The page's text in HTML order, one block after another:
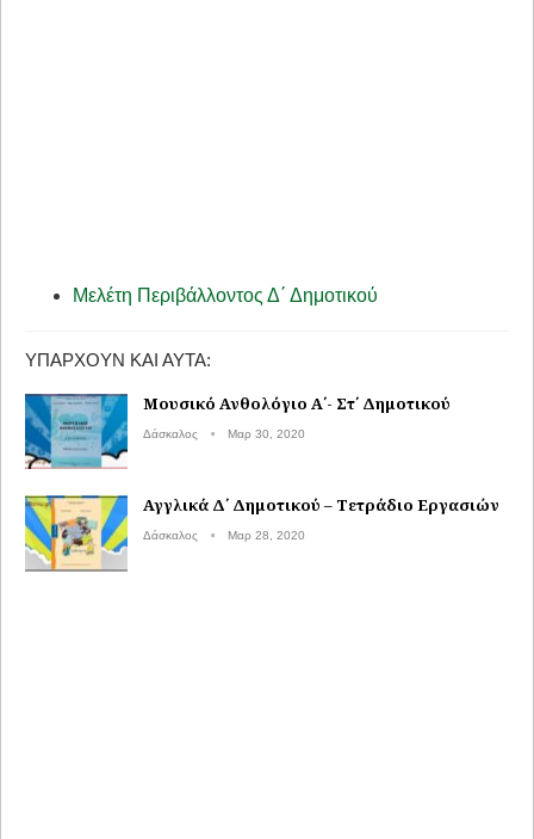
Μελέτη Περιβάλλοντος Δ΄ Δημοτικού
ΥΠΆΡΧΟΥΝ ΚΑΙ ΑΥΤΆ:
Μουσικό Ανθολόγιο Α΄- Στ΄ Δημοτικού
Δάσκαλος Μαρ 30, 2020
Αγγλικά Δ΄ Δημοτικού – Τετράδιο Εργασιών
Δάσκαλος Μαρ 28, 2020